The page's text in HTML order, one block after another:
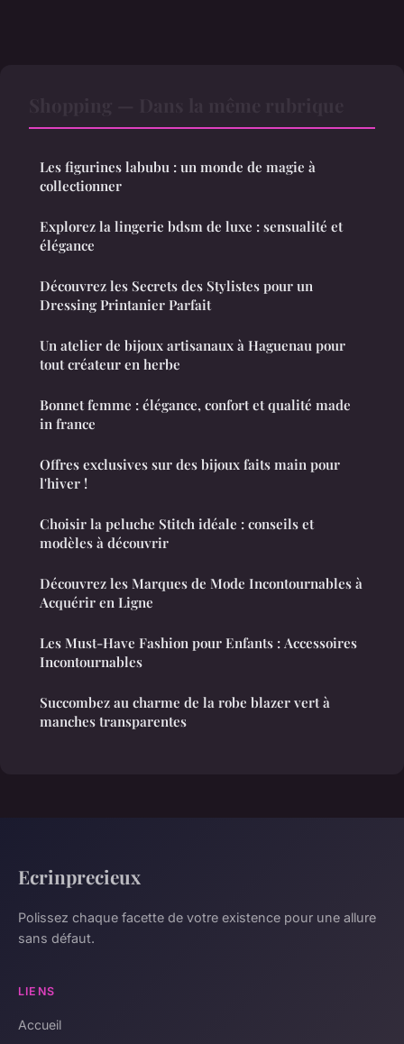
Les figurines labubu : un monde de magie à
collectionner
Explorez la lingerie bdsm de luxe : sensualité et
élégance
Découvrez les Secrets des Stylistes pour un
Dressing Printanier Parfait
Un atelier de bijoux artisanaux à Haguenau pour
tout créateur en herbe
Bonnet femme : élégance, confort et qualité made
in france
Offres exclusives sur des bijoux faits main pour
l'hiver !
Choisir la peluche Stitch idéale : conseils et
modèles à découvrir
Découvrez les Marques de Mode Incontournables à
Acquérir en Ligne
Les Must-Have Fashion pour Enfants : Accessoires
Incontournables
Succombez au charme de la robe blazer vert à
manches transparentes
Ecrinprecieux
Polissez chaque facette de votre existence pour une allure
sans défaut.
LIENS
Accueil